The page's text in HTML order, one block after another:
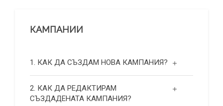
КАМПАНИИ
1. КАК ДА СЪЗДАМ НОВА КАМПАНИЯ?
2. КАК ДА РЕДАКТИРАМ
СЪЗДАДЕНАТА КАМПАНИЯ?